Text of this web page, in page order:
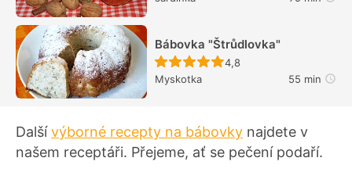
Bábovka "Štrůdlovka"
Recept ještě nebyl
4,8
Myskotka
55 min
Dalšívýborné recepty na bábovky najdete v
našem receptáři. Přejeme, ať se pečení podaří.